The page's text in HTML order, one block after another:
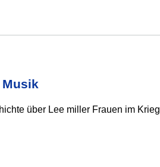
über Lee miller Frauen im Krieg